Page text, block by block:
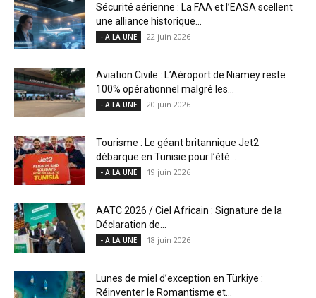
Sécurité aérienne : La FAA et l’EASA scellent
une alliance historique...
- A LA UNE 22 juin 2026
Aviation Civile : L’Aéroport de Niamey reste
100% opérationnel malgré les...
- A LA UNE 20 juin 2026
Tourisme : Le géant britannique Jet2
débarque en Tunisie pour l’été...
- A LA UNE 19 juin 2026
AATC 2026 / Ciel Africain : Signature de la
Déclaration de...
- A LA UNE 18 juin 2026
Lunes de miel d’exception en Türkiye :
Réinventer le Romantisme et...